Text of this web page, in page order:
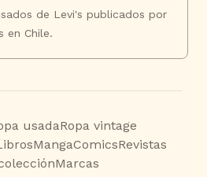
de Levi's publicados por
en Chile.
usadaRopa vintage
MangaComicsRevistas
Marcas